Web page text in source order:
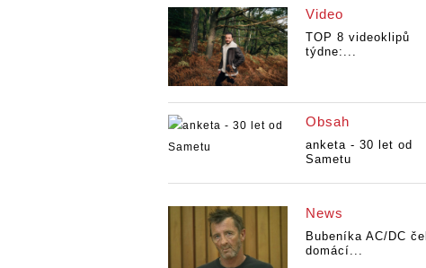
Video
TOP 8 videoklipů
týdne:...
Obsah
anketa - 30 let od
Sametu
News
Bubeníka AC/DC
domácí...